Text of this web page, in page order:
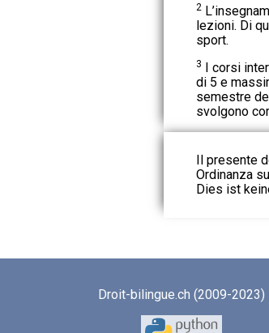
2
lezioni. Di
sport.
3 I corsi
di 5 e
semestre
svolgono
Il presente
Ordinanza
Dies ist
Droit-bilingue.ch (2009-2023)